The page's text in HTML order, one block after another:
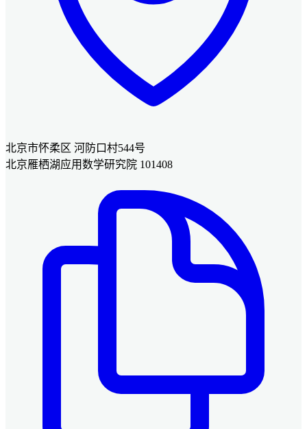
北京市怀柔区 河防口村544号
北京雁栖湖应用数学研究院 101408